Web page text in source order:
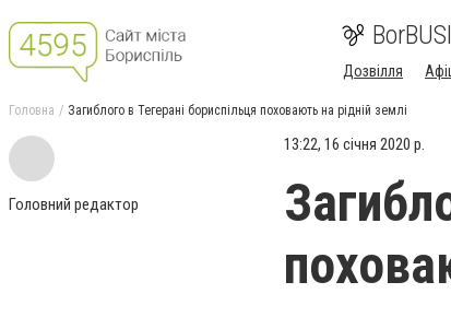
Дозвілля
Головна Загиблого в Тегерані бориспільця поховають на рідній землі
Головний редактор
13:22, 16 січня 2020 р.